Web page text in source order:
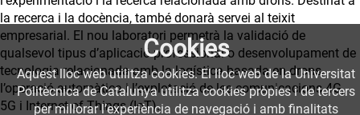
la recerca i la docència, també donarà servei al teixit
empresarial. El nou laboratori permetrà la validació de
qualsevol tipus d’aplicació professional o desenvolupament de
tecnologia relacionada amb la logística basada en drons,
l’operació automàtica i l’explotació de les comunicacions 4G,
5G i Internet of Things (IoT).
Cookies
Aquest lloc web utilitza cookies. El lloc web de la Universitat
Politècnica de Catalunya utilitza cookies pròpies i de tercers
per millorar l’experiència de navegació i amb finalitats